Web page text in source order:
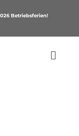
Betriebsferien!